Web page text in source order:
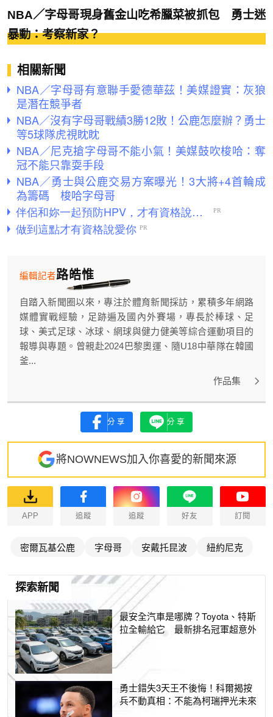
NBA／字母哥現身舊金山吃希臘菜被抓包 勇士迷
暴動：考察新家？
相關新聞
NBA／字母哥有意聯手愛德華茲！美媒證實：灰狼
是潛在競爭者
NBA／沒有字母哥戰績3勝12敗！公鹿怎麼辦？勇士
等5球隊虎視眈眈
NBA／尼克搶字母哥不能小氣！美媒鼓吹梭哈：奪
冠不能只靠耍手段
NBA／勇士與公鹿交易方案曝光！3大將+4首輪成
為籌碼 梭哈字母哥
路皓惟
編輯記者
自踏入新聞圈以來，專注於體育新聞採訪，累積多年網路
媒體實戰經驗，足跡遍及國內外賽場，專長於棒球、足
球、美式足球、冰球、網球與健力健美等綜合運動項目的
報導與專題。曾親赴2024巴黎奧運、隨U18中華隊在韓國
釜...
作品集
分享 分享
將NOWNEWS加入你喜愛的新聞來源
APP 追蹤 追蹤 好友 訂閱
密爾瓦基公鹿 字母哥 安戴托昆波 紐約尼克
探索新聞
最安全汽車是哪牌？Toyota、特斯
拉全輸給它 最新排名冠軍超意外
勇士錯失3天王不後悔！科爾揭按
兵不動真相：不能為柯瑞押光未來